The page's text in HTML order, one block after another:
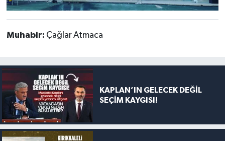
Muhabir: Çağlar Atmaca
KAPLAN’IN GELECEK DEĞİL
SEÇİM KAYGISI!